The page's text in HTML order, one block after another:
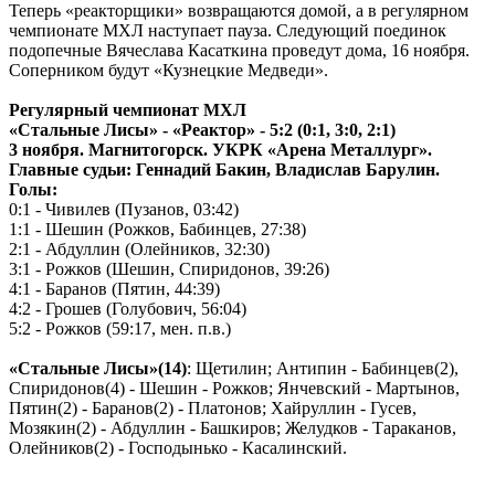
Теперь «реакторщики» возвращаются домой, а в регулярном
чемпионате МХЛ наступает пауза. Следующий поединок
подопечные Вячеслава Касаткина проведут дома, 16 ноября.
Соперником будут «Кузнецкие Медведи».
Регулярный чемпионат МХЛ
«Стальные Лисы» - «Реактор» - 5:2 (0:1, 3:0, 2:1)
3 ноября. Магнитогорск. УКРК «Арена Металлург».
Главные судьи: Геннадий Бакин, Владислав Барулин.
Голы:
0:1 - Чивилев (Пузанов, 03:42)
1:1 - Шешин (Рожков, Бабинцев, 27:38)
2:1 - Абдуллин (Олейников, 32:30)
3:1 - Рожков (Шешин, Спиридонов, 39:26)
4:1 - Баранов (Пятин, 44:39)
4:2 - Грошев (Голубович, 56:04)
5:2 - Рожков (59:17, мен. п.в.)
«Стальные Лисы»(14): Щетилин; Антипин - Бабинцев(2),
Спиридонов(4) - Шешин - Рожков; Янчевский - Мартынов,
Пятин(2) - Баранов(2) - Платонов; Хайруллин - Гусев,
Мозякин(2) - Абдуллин - Башкиров; Желудков - Тараканов,
Олейников(2) - Господынько - Касалинский.